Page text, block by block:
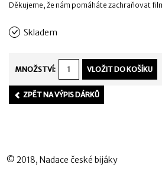
Děkujeme, že nám pomáháte zachraňovat
Skladem
MNOŽSTVÍ:
ZPĚT NA VÝPIS DÁRKŮ
© 2018, Nadace české bijáky